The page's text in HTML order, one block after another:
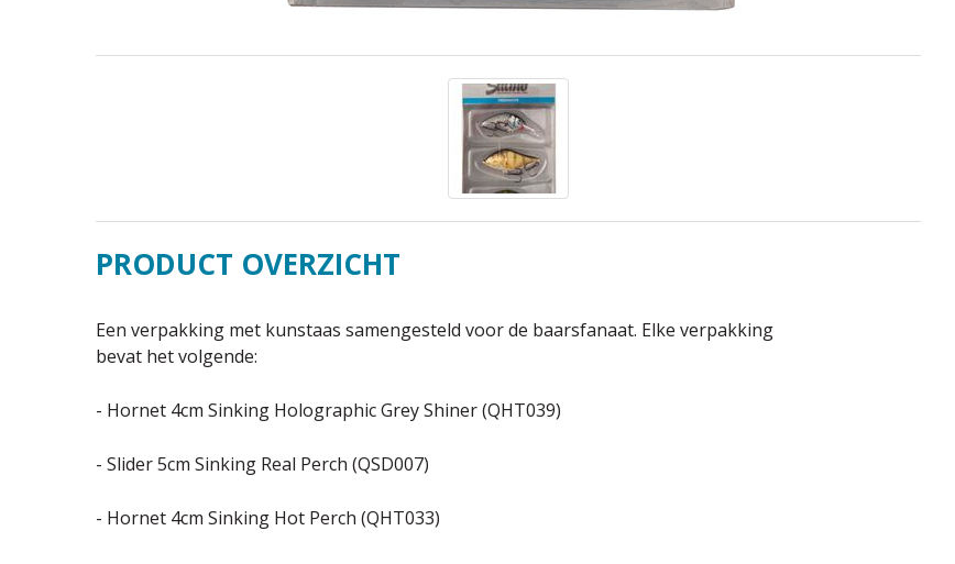
PRODUCT OVERZICHT
Een verpakking met kunstaas samengesteld voor de baarsfanaat. Elke verpakking
bevat het volgende:
- Hornet 4cm Sinking Holographic Grey Shiner (QHT039)
- Slider 5cm Sinking Real Perch (QSD007)
- Hornet 4cm Sinking Hot Perch (QHT033)